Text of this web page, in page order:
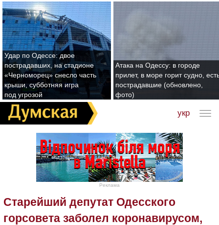
Удар по Одессе: двое
пострадавших, на стадионе
«Черноморец» снесло часть
крыши, субботняя игра
под угрозой
Атака на Одессу: в городе
прилет, в море горит судно,
пострадавшие (обновлено,
фото)
укр
Реклама
Старейший депутат Одесского
горсовета заболел коронавирусом,